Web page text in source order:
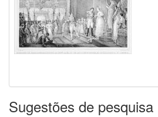
Sugestões de pesquisa